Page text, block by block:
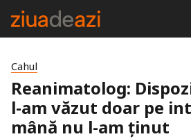
Cahul
Reanimatolog:
l-am văzut doar pe
mână nu l-am ținut